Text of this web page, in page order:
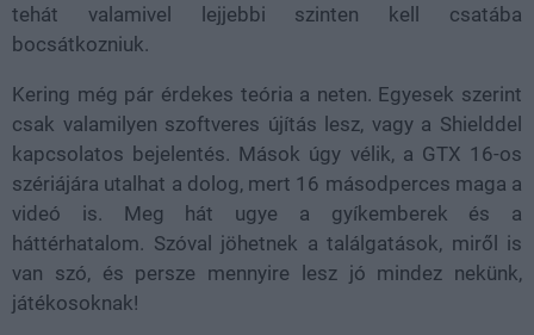
tehát valamivel lejjebbi szinten kell csatába
bocsátkozniuk.
Kering még pár érdekes teória a neten. Egyesek szerint
csak valamilyen szoftveres újítás lesz, vagy a Shielddel
kapcsolatos bejelentés. Mások úgy vélik, a GTX 16-os
szériájára utalhat a dolog, mert 16 másodperces maga a
videó is. Meg hát ugye a gyíkemberek és a
háttérhatalom. Szóval jöhetnek a találgatások, miről is
van szó, és persze mennyire lesz jó mindez nekünk,
játékosoknak!